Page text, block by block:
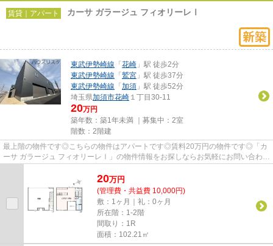
賃貸｜アパート カーサ ガラージュ フィオリーレⅠ
東武伊勢崎線 「 花崎 」駅 徒歩2分
東武伊勢崎線 「 鷲宮 」駅 徒歩37分
東武伊勢崎線 「 加須 」駅 徒歩52分
埼玉県加須市花崎 １丁目30-11
20万円
築年数：築1年未満 ｜募集中： 2室
階数：2階建
最上階の物件です◎こちらの物件はアパートです◎賃料20万円の物件です◎「カ
ーサ ガラージュ フィオリーレⅠ」の物件情報をお探しならお気軽にお問い合わせ
20万円
(管理費・共益費 10,000円)
敷：1ヶ月｜礼：0ヶ月
所在階：1-2階
間取り：1R
面積：102.21㎡